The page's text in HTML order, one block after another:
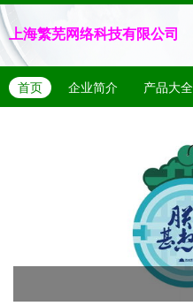
上海繁芜网络科技有限公司
首页 企业简介 产品大全